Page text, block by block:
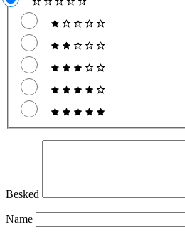
Besked
Name